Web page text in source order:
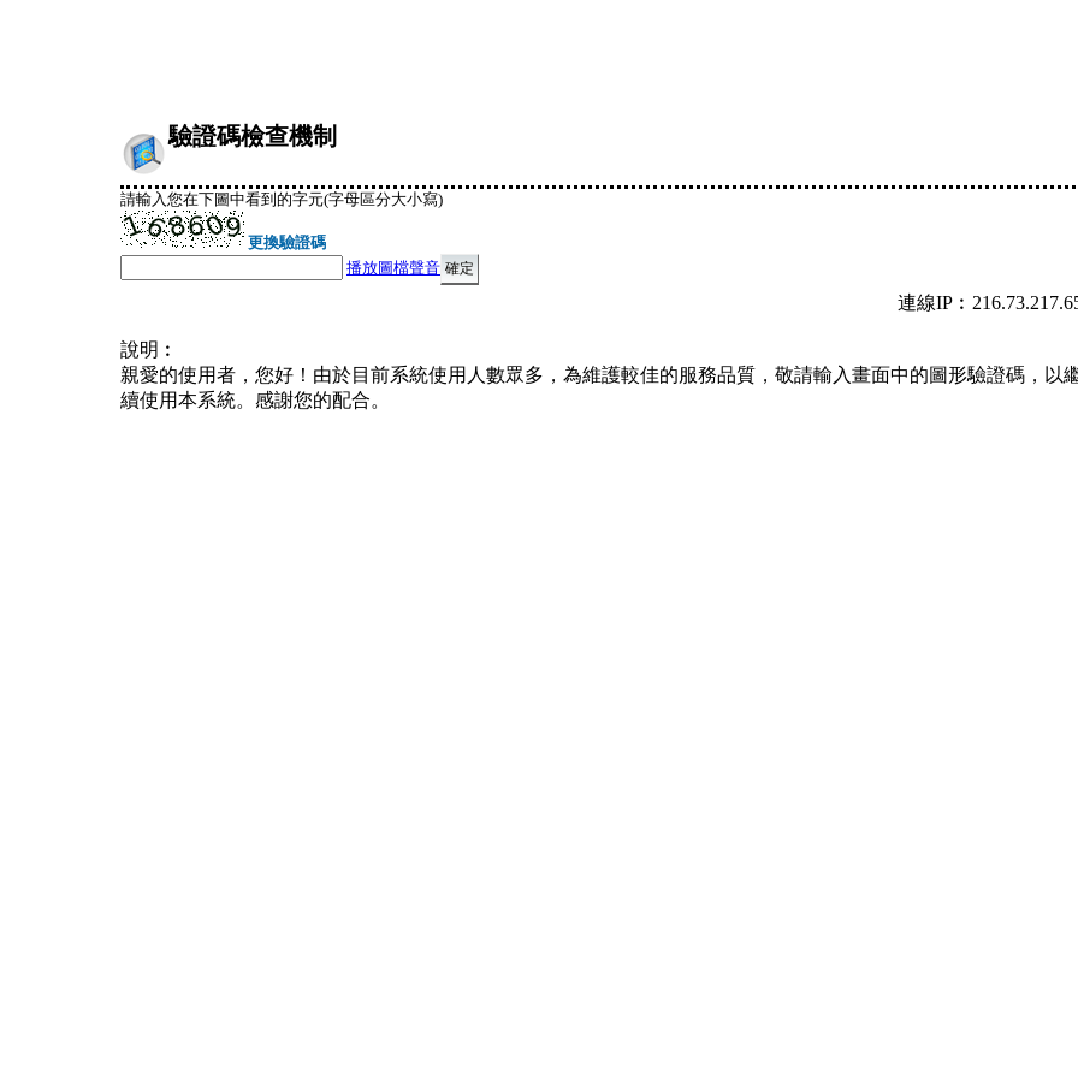
驗證碼檢查機制
請輸入您在下圖中看到的字元(字母區分大小寫)
更換驗證碼
播放圖檔聲音
連線
說明︰
親愛的使用者，您好！由於目前系統使用人數眾多，為維護較佳的服務品質，敬請輸入畫面中的圖形驗證碼，以
續使用本系統。感謝您的配合。